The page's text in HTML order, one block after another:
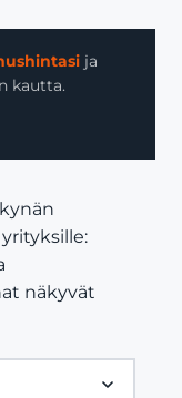
ja
kautta.
näkyvät